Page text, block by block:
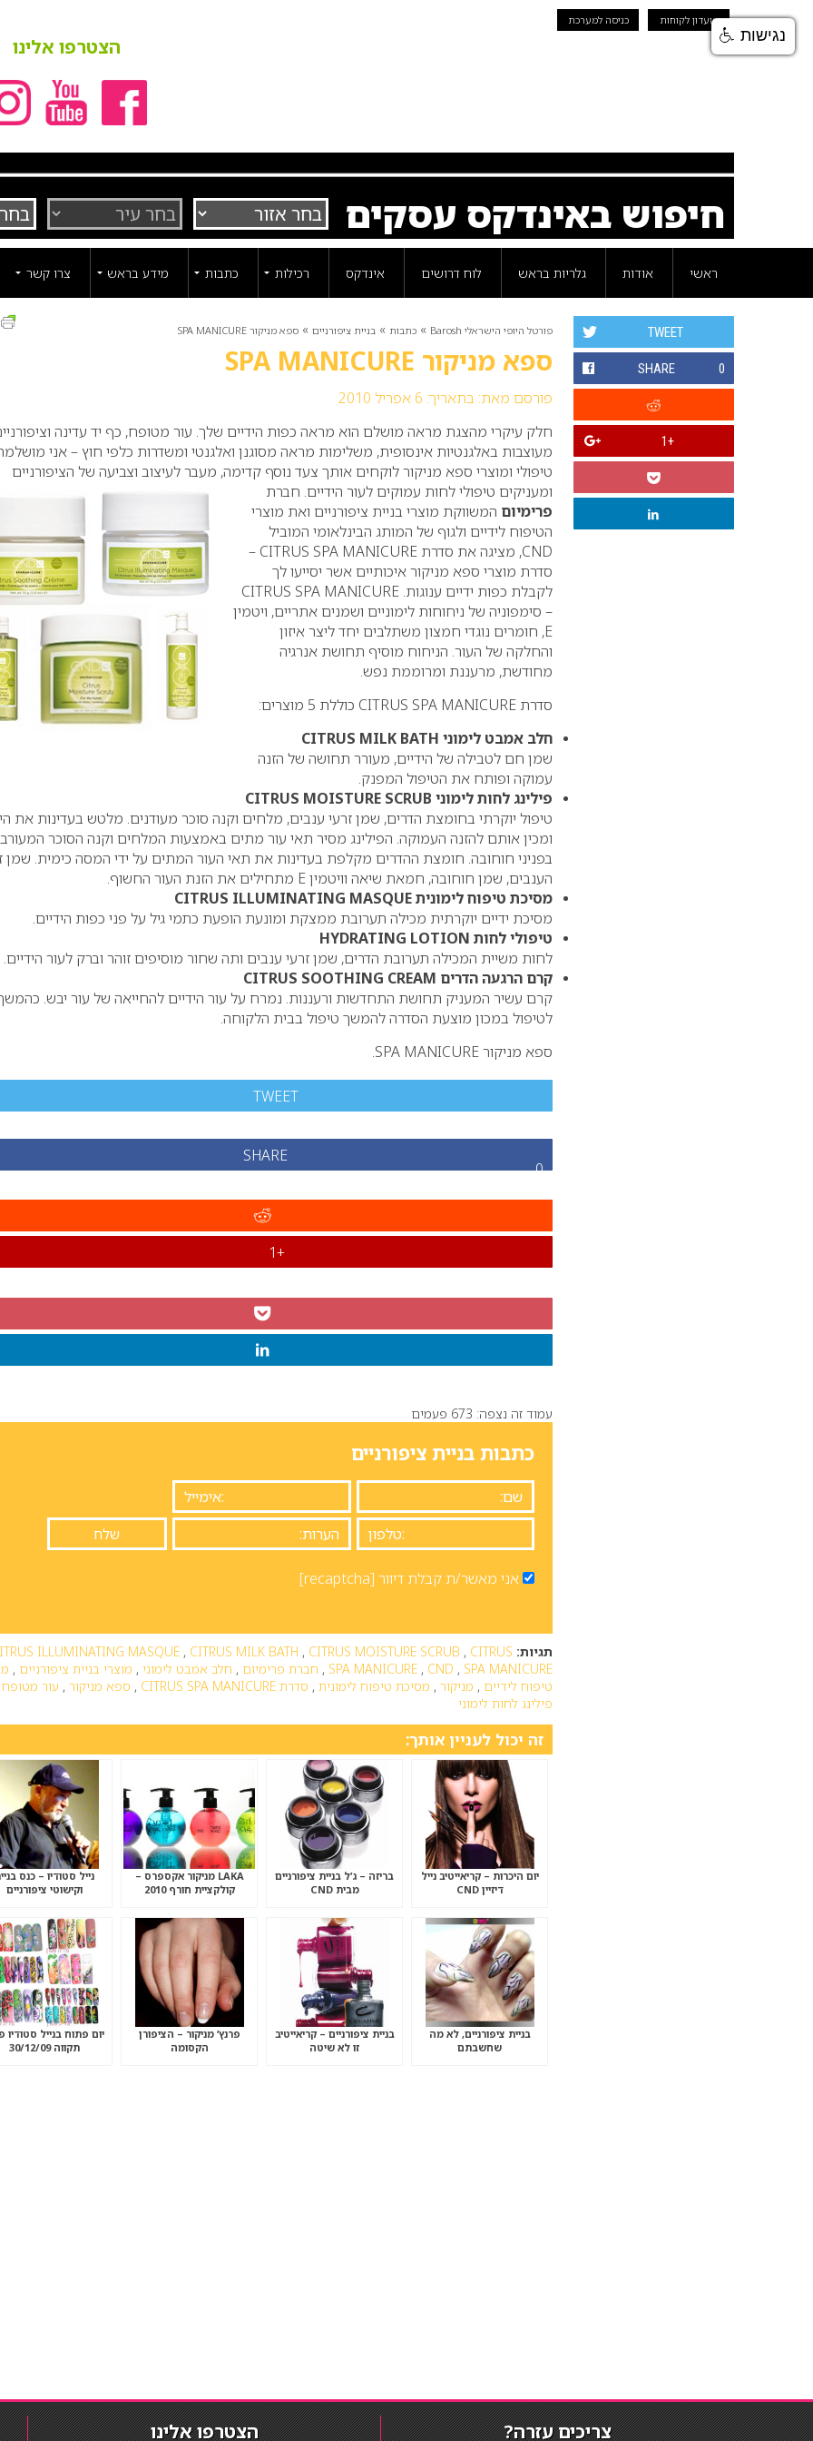
מועדון לקוחות כניסה למערכת
הצטרפו אלינו
חיפוש באינדקס עסקים
ראשי אודות גלריות בראש לוח דרושים אינדקס רכילות כתבות מידע בראש צרו קשר
פורטל היופי הישראלי Barosh » כתבות » בניית ציפורניים » ספא מניקור SPA MANICURE
ספא מניקור SPA MANICURE
פורסם מאת: בתאריך: 6 אפריל 2010
TWEET
SHARE 0
+1
חלק עיקרי מהצגת מראה מושלם הוא מראה כפות הידיים שלך. עור מטופח, כף יד עדינה
מעוצבות באלגנטיות אינסופית, משלימות מראה מסוגנן ואלגנטי ומשדרות כלפי חוץ – אני
טיפולי ומוצרי ספא מניקור לוקחים אותך צעד נוסף קדימה, מעבר לעיצוב וצביעה של הציפורניים
ומעניקים טיפולי לחות עמוקים לעור הידיים. חברת
פרימיום המשווקת מוצרי בניית ציפורניים ואת מוצרי
הטיפוח לידיים ולגוף של המותג הבינלאומי המוביל
CND, מציגה את סדרת CITRUS SPA MANICURE
–
סדרת מוצרי ספא מניקור איכותיים אשר יסייעו לך
לקבלת כפות ידיים ענוגות. CITRUS SPA MANICURE
– סימפוניה של ניחוחות לימוניים ושמנים אתריים, ויטמין
E, חומרים נוגדי חמצון משתלבים יחד ליצר איזון
והחלקה של העור. הניחוח מוסיף תחושת אנרגיה
מחודשת, מרעננת ומרוממת נפש.
סדרת CITRUS SPA MANICURE כוללת 5 מוצרים:
חלב אמבט לימוני CITRUS MILK BATH
שמן חם לטבילה של הידיים, מעורר תחושה של הזנה
עמוקה ופותח את הטיפול המפנק.
פילינג לחות לימוני CITRUS MOISTURE SCRUB
טיפול יוקרתי בחומצת הדרים, שמן זרעי ענבים, מלחים וקנה סוכר מעודנים. מלטש בעדינות את
ומכין אותם להזנה העמוקה. הפילינג מסיר תאי עור מתים באמצעות המלחים וקנה הסוכר
בפניני חוחובה. חומצת ההדרים מקלפת בעדינות את תאי העור המתים על ידי המסה כימית. שמן
הענבים, שמן חוחובה, חמאת שיאה וויטמיןE מתחילים את הזנת העור החשוף.
מסיכת טיפוח לימוניתCITRUS ILLUMINATING MASQUE
מסיכת ידיים יוקרתית מכילה תערובת ממצקת ומונעת הופעת כתמי גיל על פני כפות הידיים.
טיפולי לחות HYDRATING LOTION
לחות משיית המכילה תערובת הדרים, שמן זרעי ענבים ותה שחור מוסיפים זוהר וברק לעור הידיים.
קרם הרגעה הדרים CITRUS SOOTHING CREAM
קרם עשיר המעניק תחושת התחדשות ורעננות. נמרח על עור הידיים להחייאה של עור יבש.
לטיפול במכון מוצעת הסדרה להמשך טיפול בבית הלקוחה.
ספא מניקור SPA MANICURE.
TWEET
SHARE
0
+1
עמוד זה נצפה: 673 פעמים
כתבות בניית ציפורניים
אני מאשר/ת קבלת דיוור [recaptcha]
תגיות: ILLUMINATING MASQUE , CITRUS MILK BATH , CITRUS MOISTURE SCRUB , CITRUS
SPA MANICURE , CND , SPA MANICURE
, חברת פרימיום , חלב אמבט לימוני , מוצרי בניית ציפורניים ,
טיפוח לידיים , מניקור , מסיכת טיפוח לימונית , סדרת CITRUS SPA MANICURE , ספא מניקור , עור מטופח
פילינג לחות לימוני
זה יכול לעניין אותך:
יום היכרות – קריאייטיב נייל
דיזיין CND
בריזה – ג’ל בניית ציפורניים
מבית CND
LAKA מניקור אקספרס –
קולקציית חורף 2010
נייל סטודיו – כנס
וקישוטי ציפורניים
בניית ציפורניים, לא מה
שחשבתם
בניית ציפורניים – קריאייטיב
זו לא שיטה
פרנץ’ מניקור – הציפורן
הקסומה
יום פתוח בנייל
תקווה 30/12/09
צריכים עזרה? הצטרפו אלינו
נגישות